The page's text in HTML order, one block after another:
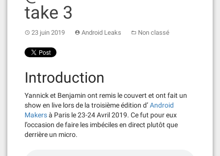
take 3
23 juin 2019 Android Leaks Non classé
Introduction
Yannick et Benjamin ont remis le couvert et ont fait un
show en live lors de la troisième édition d’Android
Makersà Paris le 23-24 Avril 2019. Ce fut pour eux
l’occasion de faire les imbéciles en direct plutôt que
derrière un micro.